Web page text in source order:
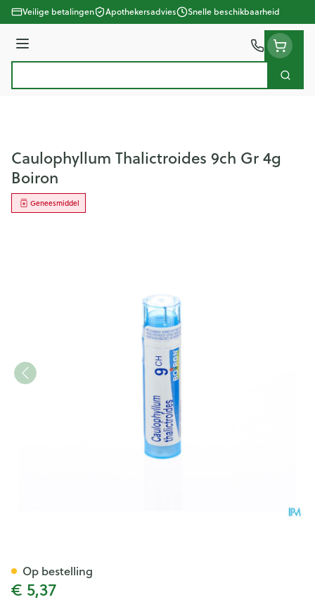
Ga naar de inhoud
Veilige betalingen Apothekersadvies Snelle beschikbaarheid
Menu
Zoek
Caulophyllum Thalictroides 9ch Gr 4g
Boiron
Geneesmiddel
€ 5,37
Op bestelling